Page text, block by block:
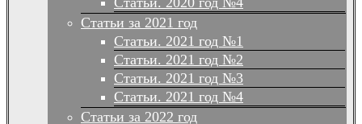
Статьи за 2021 год
Статьи. 2021 год №1
Статьи. 2021 год №2
Статьи. 2021 год №3
Статьи. 2021 год №4
Статьи за 2022 год